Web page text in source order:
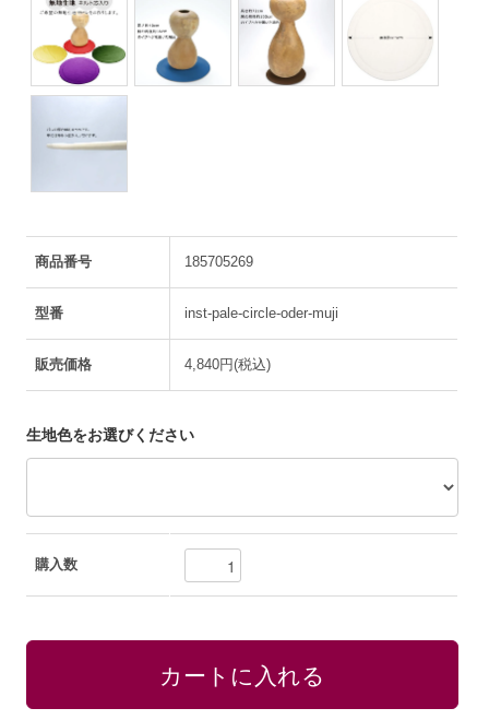
商品番号 185705269
型番 inst-pale-circle-oder-muji
販売価格 4,840円(税込)
生地色をお選びください
購入数